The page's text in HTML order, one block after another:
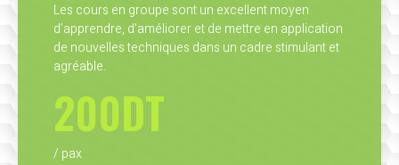
Les cours en groupe sont un excellent moyen
d’apprendre, d'améliorer et de mettre en application
de nouvelles techniques dans un cadre stimulant et
agréable.
200DT
/ pax